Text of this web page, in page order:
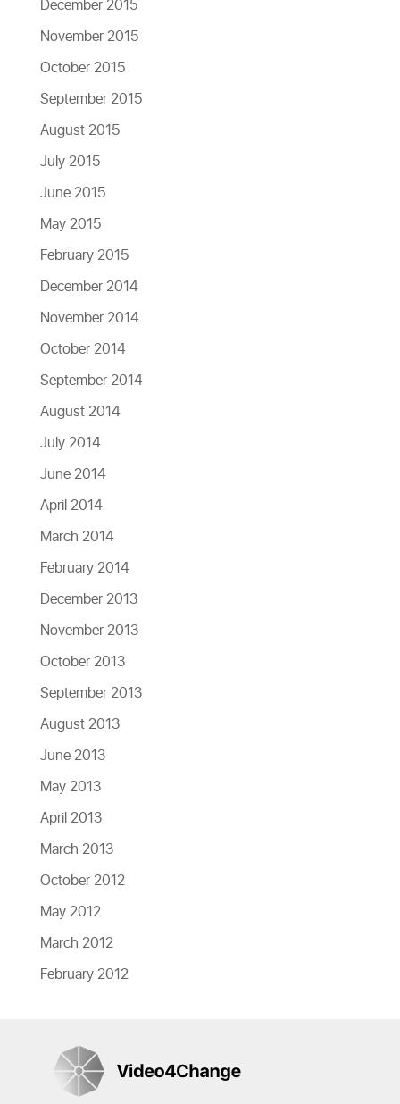
December 2015
November 2015
October 2015
September 2015
August 2015
July 2015
June 2015
May 2015
February 2015
December 2014
November 2014
October 2014
September 2014
August 2014
July 2014
June 2014
April 2014
March 2014
February 2014
December 2013
November 2013
October 2013
September 2013
August 2013
June 2013
May 2013
April 2013
March 2013
October 2012
May 2012
March 2012
February 2012